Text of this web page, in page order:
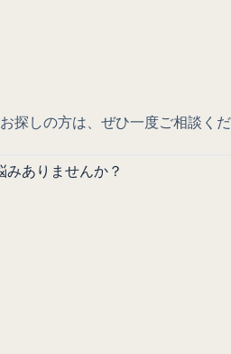
探しの方は、ぜひ一度ご相談く
みありませんか？